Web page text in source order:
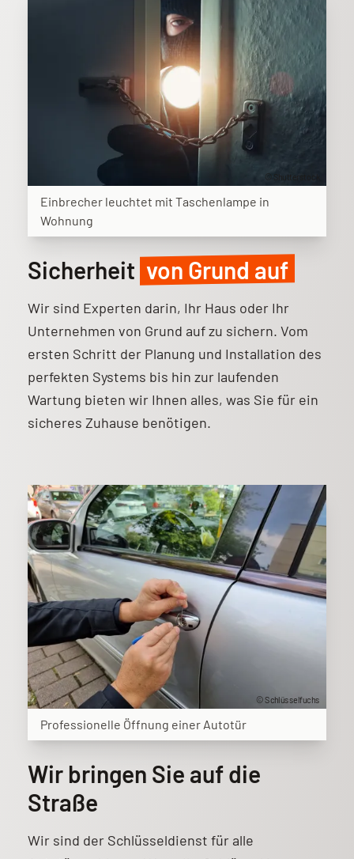
© Shutterstock
Einbrecher leuchtet mit Taschenlampe in
Wohnung
Sicherheit von Grund auf
Wir sind Experten darin, Ihr Haus oder Ihr
Unternehmen von Grund auf zu sichern. Vom
ersten Schritt der Planung und Installation des
perfekten Systems bis hin zur laufenden
Wartung bieten wir Ihnen alles, was Sie für ein
sicheres Zuhause benötigen.
© Schlüsselfuchs
Professionelle Öffnung einer Autotür
Wir bringen Sie auf die
Straße
Wir sind der Schlüsseldienst für alle